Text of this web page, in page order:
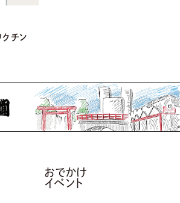
チン
おでかけ
イベント